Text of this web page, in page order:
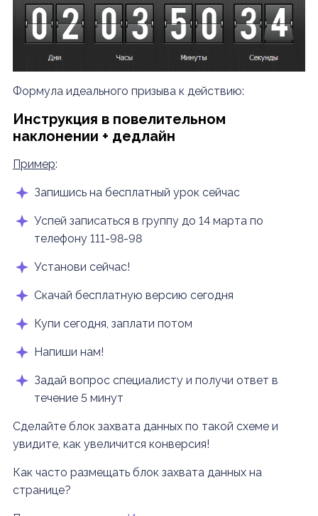
Формула идеального призыва к действию:
Инструкция в повелительном
наклонении + дедлайн
Пример:
Запишись на бесплатный урок сейчас
Успей записаться в группу до 14 марта по
телефону 111-98-98
Установи сейчас!
Скачай бесплатную версию сегодня
Купи сегодня, заплати потом
Напиши нам!
Задай вопрос специалисту и получи ответ в
течение 5 минут
Сделайте блок захвата данных по такой схеме и
увидите, как увеличится конверсия!
Как часто размещать блок захвата данных на
странице?